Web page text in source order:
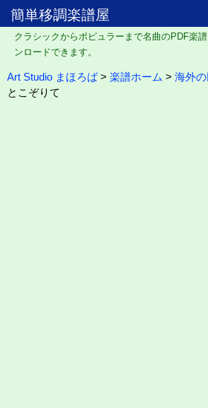
簡単移調楽譜屋
クラシックからポピュラーまで名曲のPDF楽
ンロードできます。
Art Studio まほろば> 楽譜ホーム > 海外
とこぞりて